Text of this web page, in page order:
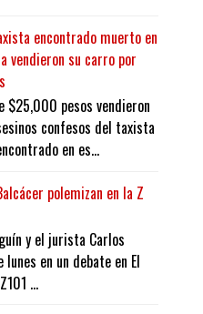
encontrado muerto en
vendieron su carro por
$25,000 pesos vendieron
confesos del taxista
en es...
polemizan en la Z
y el jurista Carlos
en un debate en El
...